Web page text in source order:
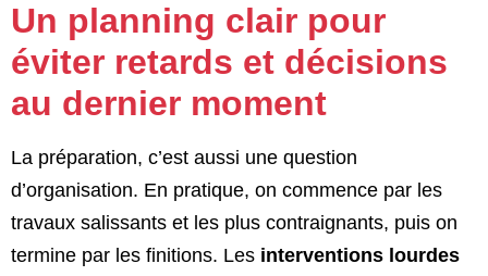
Un planning clair pour
éviter retards et décisions
au dernier moment
La préparation, c’est aussi une question
d’organisation. En pratique, on commence par les
travaux salissants et les plus contraignants, puis on
termine par les finitions. Les interventions lourdes